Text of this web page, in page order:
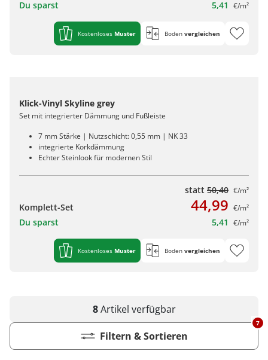
Du sparst 5,41 €/m²
Kostenloses Muster Boden vergleichen
Klick-Vinyl Skyline grey
Set mit integrierter Dämmung und Fußleiste
7 mm Stärke | Nutzschicht: 0,55 mm | NK 33
integrierte Korkdämmung
Echter Steinlook für modernen Stil
statt 50,40 €/m²
Komplett-Set 44,99 €/m²
Du sparst 5,41 €/m²
Kostenloses Muster Boden vergleichen
8Artikel verfügbar
Filtern & Sortieren
7